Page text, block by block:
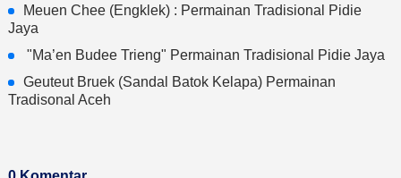
Meuen Chee (Engklek) : Permainan Tradisional Pidie
Jaya
"Ma’en Budee Trieng" Permainan Tradisional Pidie Jaya
Geuteut Bruek (Sandal Batok Kelapa) Permainan
Tradisonal Aceh